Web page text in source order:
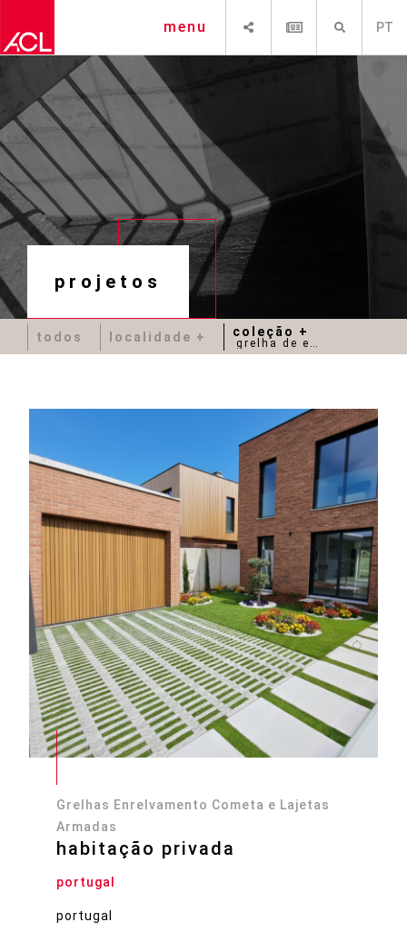
PT
menu
projetos
todos localidade coleção
grelha de enrelvamento
Grelhas Enrelvamento Cometa e Lajetas
Armadas
habitação privada
portugal
portugal